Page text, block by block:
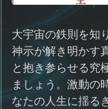
大宇宙の鉄則を知
神示が解き明かす
と抱き参らせる究
ましょう。激動の
なたの人生に揺る